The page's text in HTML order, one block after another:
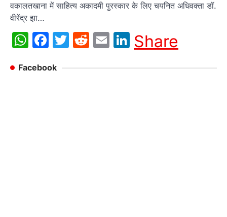
वकालतखाना में साहित्य अकादमी पुरस्कार के लिए चयनित अधिवक्ता डॉ.
वीरेंद्र झा…
WhatsApp
Facebook
Twitter
Reddit
EmailLinkedIn
Share
Facebook